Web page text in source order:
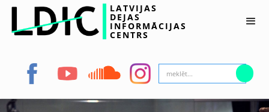
LATVIJAS
DEJAS
INFORMĀCIJAS
CENTRS